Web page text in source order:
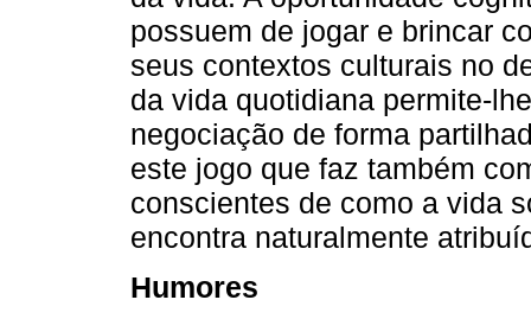
possuem de jogar e brincar
seus contextos culturais no
da vida quotidiana permite-
negociação de forma
este jogo que faz também
conscientes de como a vida
encontra naturalmente
Humores